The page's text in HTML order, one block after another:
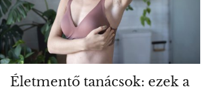
Életmentő tanácsok: ezek a